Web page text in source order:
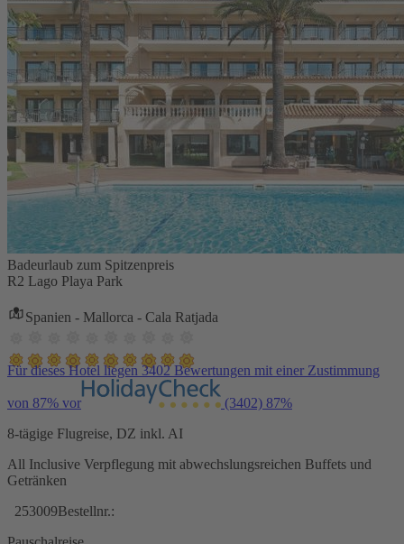
Badeurlaub zum Spitzenpreis
R2 Lago Playa Park
Spanien - Mallorca - Cala Ratjada
Für dieses Hotel liegen 3402 Bewertungen mit einer Zustimmung
von 87% vor (3402) 87%
8-tägige Flugreise, DZ inkl. AI
All Inclusive Verpflegung mit abwechslungsreichen Buffets und
Getränken
253009Bestellnr.: